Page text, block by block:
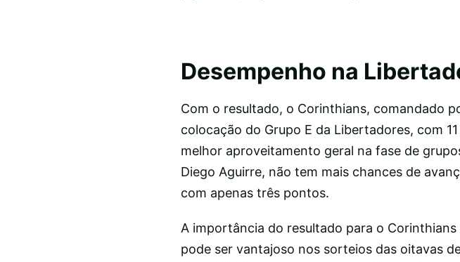
Desempenho na
Com o resultado, o Corinthians, comandado
colocação do Grupo E da Libertadores, com
melhor aproveitamento geral na fase de
Diego Aguirre, não tem mais chances de
com apenas três pontos.
A importância do resultado para o
pode ser vantajoso nos sorteios das oitavas